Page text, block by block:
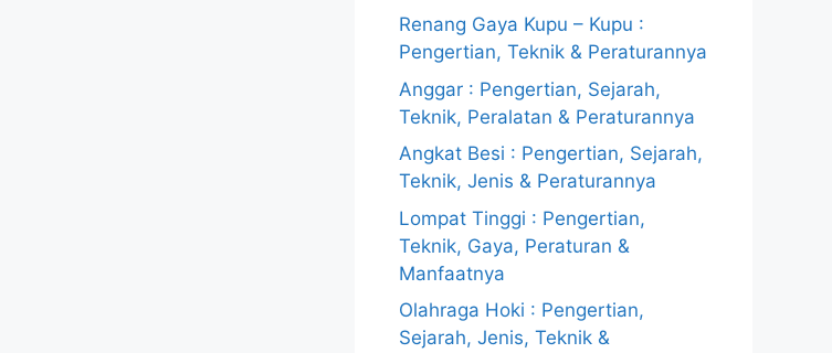
Renang Gaya Kupu – Kupu :
Pengertian, Teknik & Peraturannya
Anggar : Pengertian, Sejarah,
Teknik, Peralatan & Peraturannya
Angkat Besi : Pengertian, Sejarah,
Teknik, Jenis & Peraturannya
Lompat Tinggi : Pengertian,
Teknik, Gaya, Peraturan &
Manfaatnya
Olahraga Hoki : Pengertian,
Sejarah, Jenis, Teknik &